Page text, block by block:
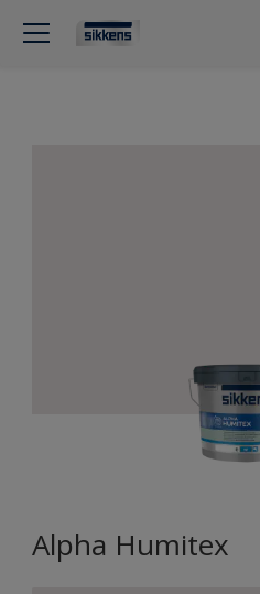
Alpha Humitex